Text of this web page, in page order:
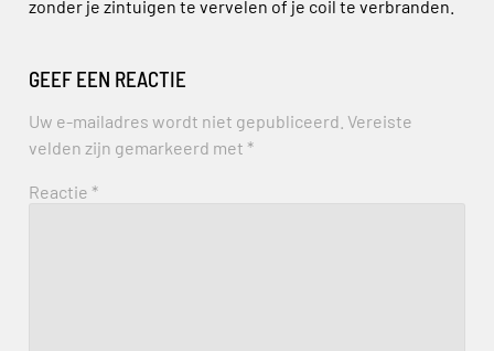
zonder je zintuigen te vervelen of je coil te verbranden.
GEEF EEN REACTIE
Uw e-mailadres wordt niet gepubliceerd. Vereiste
velden zijn gemarkeerd met *
Reactie *